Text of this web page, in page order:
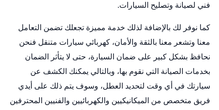
فني لصيانة وتصليح السيارات.
كما نوفر لك بالإضافة لذلك خدمة مميزة تجعلك تضمن التعامل
معنا وتشعر معنا بالثقة والأمان، كهربائي سيارات متنقل فنحن
نحافظ بشكل كبير على ضمان السيارة، حتى لا يتأثر الضمان
بخدمات الصيانة التي نقوم بها، وبالتالي يمكنك الكشف عن
سيارتك في أي وقت لتحديد العطل، وسوف يتم ذلك على أيدي
فريق متخصص من الميكانيكيين والكهربائيين والفنيين المحترفين